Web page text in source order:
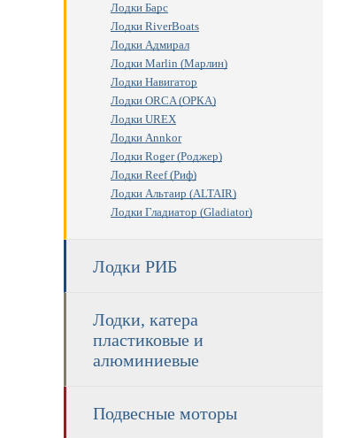
Лодки Барс
Лодки RiverBoats
Лодки Адмирал
Лодки Marlin (Марлин)
Лодки Навигатор
Лодки ORCA (ОРКА)
Лодки UREX
Лодки Annkor
Лодки Roger (Роджер)
Лодки Reef (Риф)
Лодки Альтаир (ALTAIR)
Лодки Гладиатор (Gladiator)
Лодки РИБ
Лодки, катера
пластиковые и
алюминиевые
Подвесные моторы